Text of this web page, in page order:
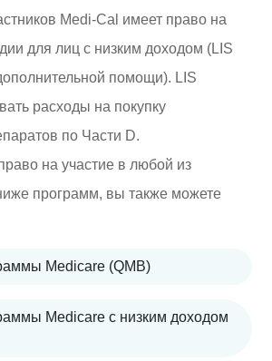
Medi-Cal имеет право на
для лиц с низким доходом (LIS
помощи). LIS
расходы на покупку
по Части D.
на участие в любой из
программ, вы также можете
Medicare (QMB)
Medicare с низким доходом